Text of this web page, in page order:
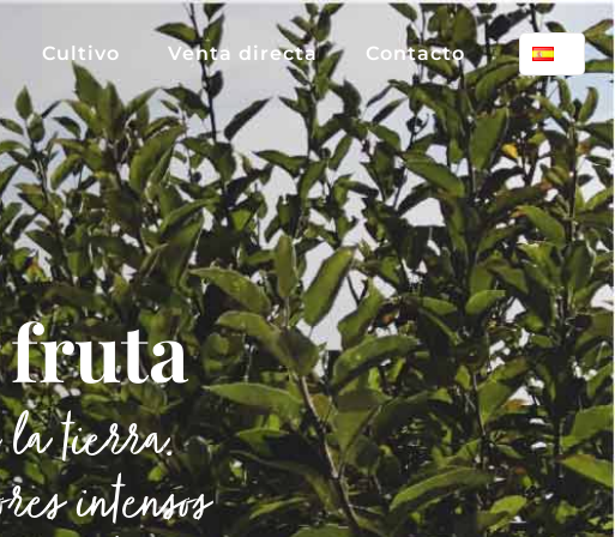
Cultivo Venta directa Contacto
fruta
la tierra.
intensos